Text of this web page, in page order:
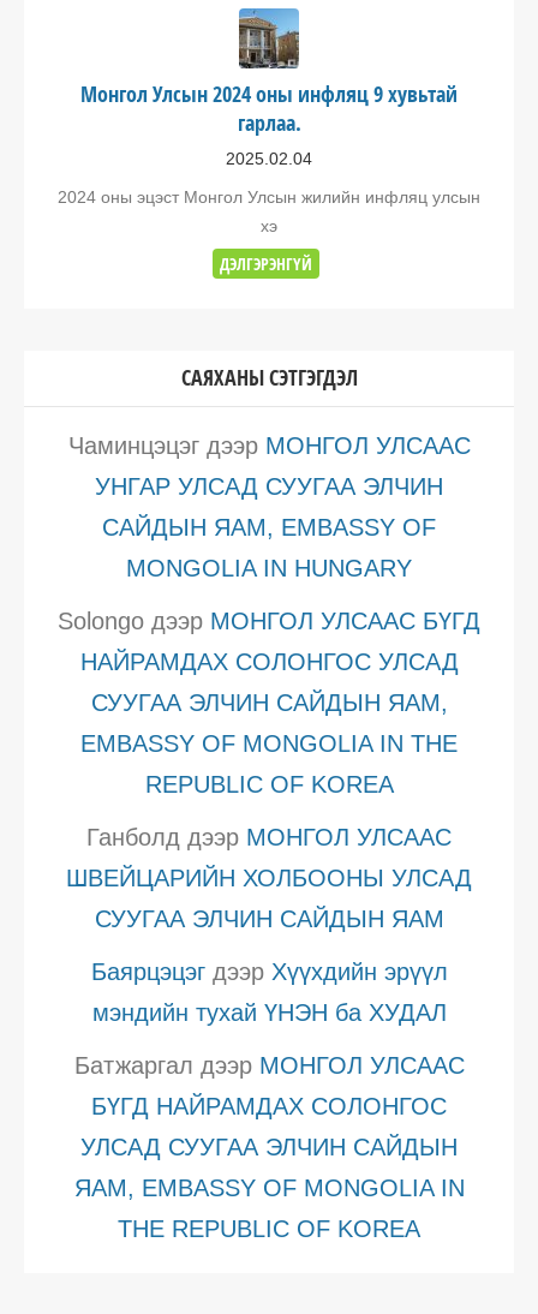
Монгол Улсын 2024 оны инфляц 9 хувьтай
гарлаа.
2025.02.04
2024 оны эцэст Монгол Улсын жилийн инфляц улсын
хэ
ДЭЛГЭРЭНГҮЙ
САЯХАНЫ СЭТГЭГДЭЛ
Чаминцэцэгдээр МОНГОЛ УЛСААС
УНГАР УЛСАД СУУГАА ЭЛЧИН
САЙДЫН ЯАМ, EMBASSY OF
MONGOLIA IN HUNGARY
Solongo дээр МОНГОЛ УЛСААС БҮГД
НАЙРАМДАХ СОЛОНГОС УЛСАД
СУУГАА ЭЛЧИН САЙДЫН ЯАМ,
EMBASSY OF MONGOLIA IN THE
REPUBLIC OF KOREA
Ганболд дээр МОНГОЛ УЛСААС
ШВЕЙЦАРИЙН ХОЛБООНЫ УЛСАД
СУУГАА ЭЛЧИН САЙДЫН ЯАМ
Баярцэцэгдээр Хүүхдийн эрүүл
мэндийн тухай ҮНЭН ба ХУДАЛ
Батжаргал дээр МОНГОЛ УЛСААС
БҮГД НАЙРАМДАХ СОЛОНГОС
УЛСАД СУУГАА ЭЛЧИН САЙДЫН
ЯАМ, EMBASSY OF MONGOLIA IN
THE REPUBLIC OF KOREA